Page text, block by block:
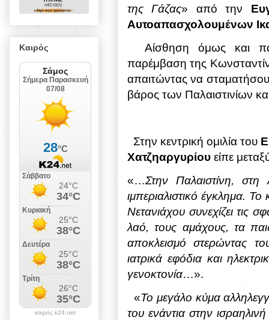
της Γάζας» από την
Αυτοαπασχολουμένων
Αίσθηση όμως και
παρέμβαση της
απαιτώντας να
βάρος των Παλαιστινίων
Στην κεντρική ομιλία του
Χατζηαργυρίου είπε
«…Στην Παλαιστίνη,
ιμπεριαλιστικό έγκλημα.
Νετανιάχου συνεχίζει τις
λαό, τους αμάχους, τα
αποκλεισμό στερώντας
ιατρικά εφόδια και
γενοκτονία…».
«Το μεγάλο κύμα
του ενάντια στην
Καιρός
καιρός k24.net